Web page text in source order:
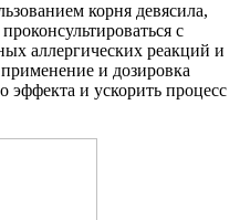
корня девясила,
с
аллергических реакций и
и дозировка
эффекта и ускорить процесс